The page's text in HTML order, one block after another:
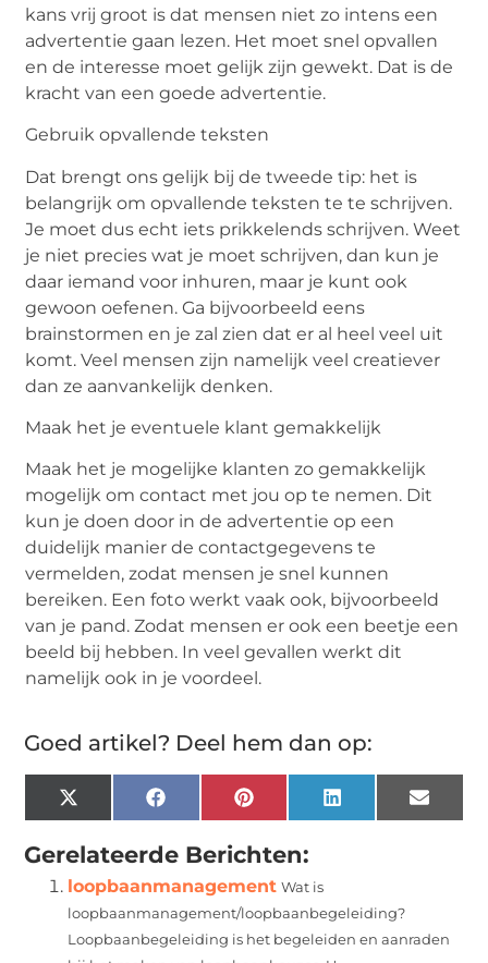
kans vrij groot is dat mensen niet zo intens een
advertentie gaan lezen. Het moet snel opvallen
en de interesse moet gelijk zijn gewekt. Dat is de
kracht van een goede advertentie.
Gebruik opvallende teksten
Dat brengt ons gelijk bij de tweede tip: het is
belangrijk om opvallende teksten te te schrijven.
Je moet dus echt iets prikkelends schrijven. Weet
je niet precies wat je moet schrijven, dan kun je
daar iemand voor inhuren, maar je kunt ook
gewoon oefenen. Ga bijvoorbeeld eens
brainstormen en je zal zien dat er al heel veel uit
komt. Veel mensen zijn namelijk veel creatiever
dan ze aanvankelijk denken.
Maak het je eventuele klant gemakkelijk
Maak het je mogelijke klanten zo gemakkelijk
mogelijk om contact met jou op te nemen. Dit
kun je doen door in de advertentie op een
duidelijk manier de contactgegevens te
vermelden, zodat mensen je snel kunnen
bereiken. Een foto werkt vaak ook, bijvoorbeeld
van je pand. Zodat mensen er ook een beetje een
beeld bij hebben. In veel gevallen werkt dit
namelijk ook in je voordeel.
Goed artikel? Deel hem dan op:
X
(Twitter)
FacebookPinterest LinkedIn Email
Gerelateerde Berichten:
loopbaanmanagement Wat is
loopbaanmanagement/loopbaanbegeleiding?
Loopbaanbegeleiding is het begeleiden en aanraden